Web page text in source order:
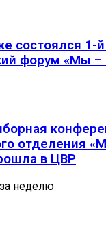
состоялся 1-
форум «Мы –
отделения
в ЦВР
неделю